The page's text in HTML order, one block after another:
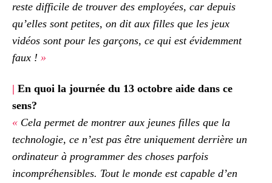
reste difficile de trouver des employées, car depuis
qu’elles sont petites, on dit aux filles que les jeux
vidéos sont pour les garçons, ce qui est évidemment
faux ! »
| En quoi la journée du 13 octobre aide dans ce
sens?
« Cela permet de montrer aux jeunes filles que la
technologie, ce n’est pas être uniquement derrière un
ordinateur à programmer des choses parfois
incompréhensibles. Tout le monde est capable d’en